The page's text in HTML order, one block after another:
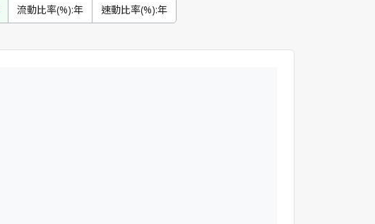
流動比率(%):年 速動比率(%):年